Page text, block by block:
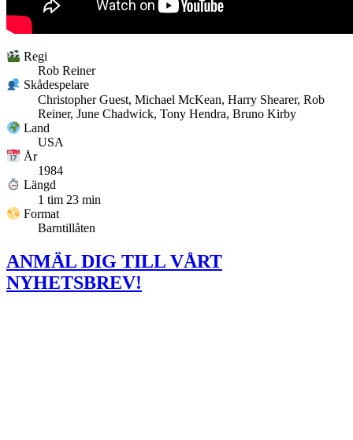
Regi
Rob Reiner
Skådespelare
Christopher Guest, Michael McKean, Harry Shearer, Rob
Reiner, June Chadwick, Tony Hendra, Bruno Kirby
Land
USA
År
1984
Längd
1 tim 23 min
Format
Barntillåten
ANMÄL DIG TILL VÅRT
NYHETSBREV!